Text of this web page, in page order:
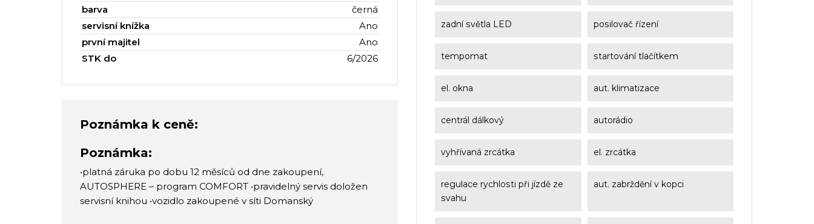
barva
černá
servisní knížka
Ano
první majitel
Ano
STK do
6/2026
Poznámka k ceně:
Poznámka:
•platná záruka po dobu 12 měsíců od dne zakoupení,
AUTOSPHERE – program COMFORT •pravidelný servis doložen
servisní knihou •vozidlo zakoupené v síti Domanský
zadní světla LED posilovač řízení
tempomat startování tlačítkem
el. okna aut. klimatizace
centrál dálkový autorádio
vyhřívaná zrcátka el. zrcátka
regulace rychlosti při jízdě ze
svahu
aut. zabrždění v kopci